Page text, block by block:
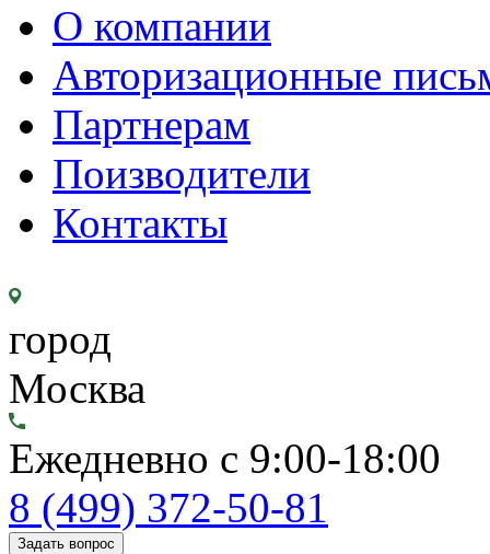
О компании
Авторизационные
Партнерам
Поизводители
Контакты
город
Москва
Ежедневно с 9:00-18:00
8 (499) 372-50-81
Задать вопрос